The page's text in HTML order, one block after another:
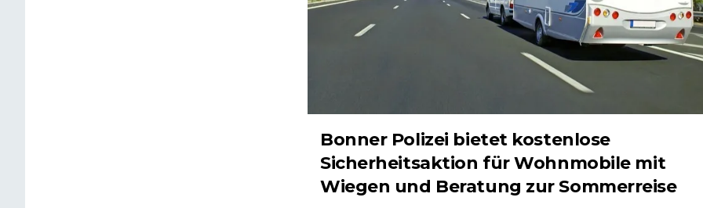
Bonner Polizei bietet kostenlose
Sicherheitsaktion für Wohnmobile mit
Wiegen und Beratung zur Sommerreise